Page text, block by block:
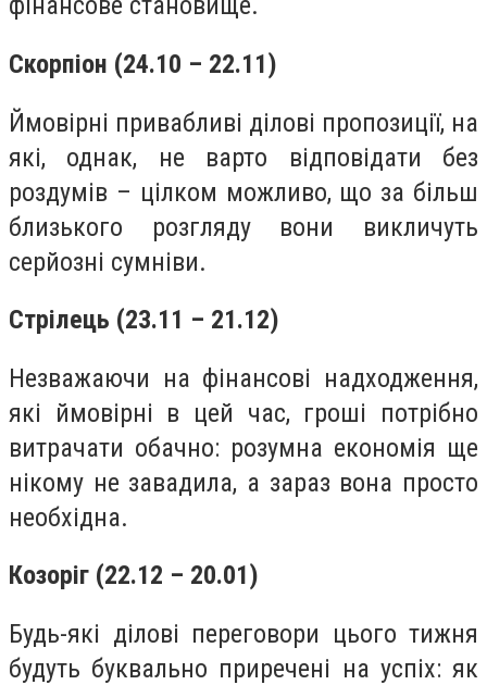
Скорпіон (24.10 – 22.11)
Ймовірні привабливі ділові пропозиції, на
які, однак, не варто відповідати без
роздумів – цілком можливо, що за більш
близького розгляду вони викличуть
серйозні сумніви.
Стрілець (23.11 – 21.12)
Незважаючи на фінансові надходження,
які ймовірні в цей час, гроші потрібно
витрачати обачно: розумна економія ще
нікому не завадила, а зараз вона просто
необхідна.
Козоріг (22.12 – 20.01)
Будь-які ділові переговори цього тижня
будуть буквально приречені на успіх: як